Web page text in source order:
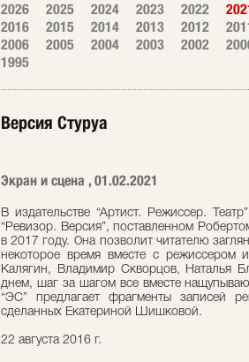
2026 2025 2024 2023 2022
2016
2015 2014 2013 2012
2006
2005 2004 2003 2002
1995
Версия Стуруа
Экран и сцена , 01.02.2021
В издательстве “Артист. Режиссер.
“Ревизор. Версия”, поставленном
в 2017 году. Она позволит читателю
некоторое время вместе с режиссером
Калягин, Владимир Скворцов, Наталья
днем, шаг за шагом все вместе
“ЭС” предлагает фрагменты записей
сделанных Екатериной Шишковой.
22 августа 2016 г.